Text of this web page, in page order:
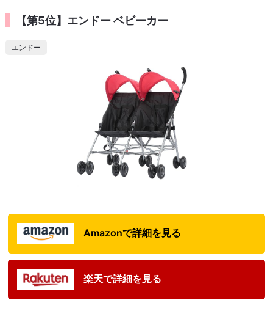
【第5位】エンドー ベビーカー
エンドー
Amazonで詳細を見る
楽天で詳細を見る